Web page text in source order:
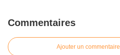
Commentaires
Ajouter un commentaire